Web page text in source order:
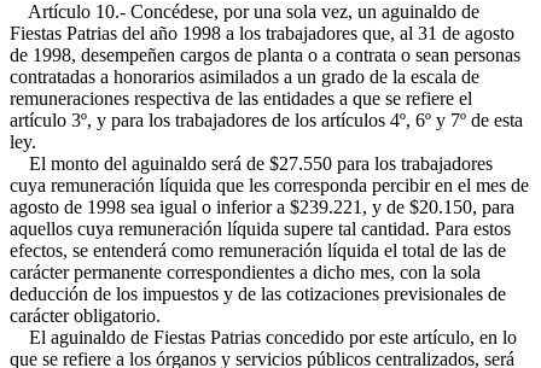
Artículo 10.- Concédese, por una sola vez, un aguinaldo de
Fiestas Patrias del año 1998 a los trabajadores que, al 31 de agosto
de 1998, desempeñen cargos de planta o a contrata o sean personas
contratadas a honorarios asimilados a un grado de la escala de
remuneraciones respectiva de las entidades a que se refiere el
artículo 3º, y para los trabajadores de los artículos 4º, 6º y 7º de esta
ley.
El monto del aguinaldo será de $27.550 para los trabajadores
cuya remuneración líquida que les corresponda percibir en el mes de
agosto de 1998 sea igual o inferior a $239.221, y de $20.150, para
aquellos cuya remuneración líquida supere tal cantidad. Para estos
efectos, se entenderá como remuneración líquida el total de las de
carácter permanente correspondientes a dicho mes, con la sola
deducción de los impuestos y de las cotizaciones previsionales de
carácter obligatorio.
El aguinaldo de Fiestas Patrias concedido por este artículo, en lo
que se refiere a los órganos y servicios públicos centralizados, será